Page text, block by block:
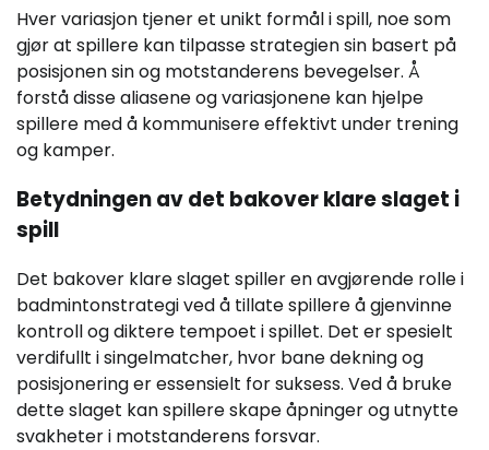
Hver variasjon tjener et unikt formål i spill, noe som
gjør at spillere kan tilpasse strategien sin basert på
posisjonen sin og motstanderens bevegelser. Å
forstå disse aliasene og variasjonene kan hjelpe
spillere med å kommunisere effektivt under trening
og kamper.
Betydningen av det bakover klare slaget i
spill
Det bakover klare slaget spiller en avgjørende rolle i
badmintonstrategi ved å tillate spillere å gjenvinne
kontroll og diktere tempoet i spillet. Det er spesielt
verdifullt i singelmatcher, hvor bane dekning og
posisjonering er essensielt for suksess. Ved å bruke
dette slaget kan spillere skape åpninger og utnytte
svakheter i motstanderens forsvar.